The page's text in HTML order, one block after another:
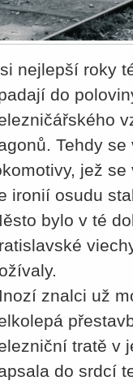
nejlepší roky
do
Tehdy
jež
ironií osudu
bylo v té
znalci už
tratě v
do srdcí